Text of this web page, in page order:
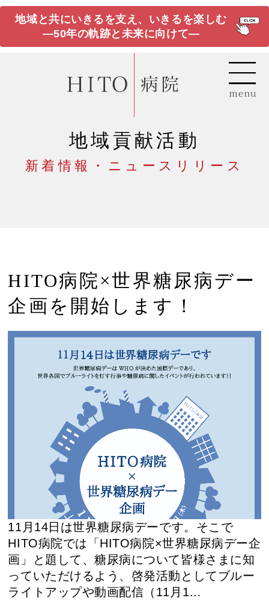
地域と共にいきるを支え、いきるを楽しむ
―50年の軌跡と未来に向けて―
地域貢献活動
新着情報・ニュースリリース
HITO病院×世界糖尿病デー
企画を開始します！
11月14日は世界糖尿病デーです。そこで
HITO病院では「HITO病院×世界糖尿病デー企
画」と題して、糖尿病について皆様さまに知
っていただけるよう、啓発活動としてブルー
ライトアップや動画配信（11月1…